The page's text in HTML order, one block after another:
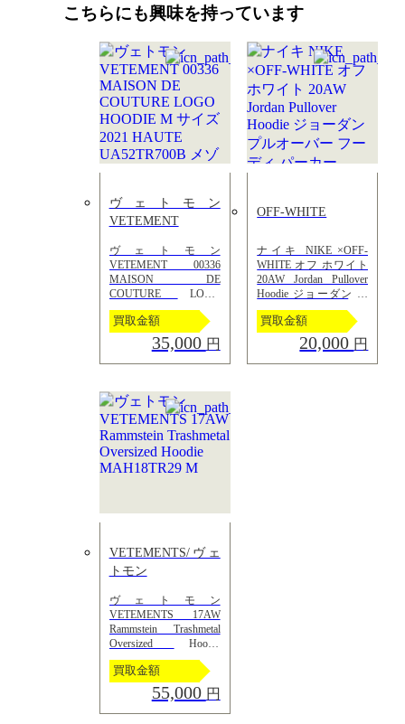
こちらにも興味を持っています
ヴェトモン
VETEMENT
ヴェトモン
VETEMENT 00336
MAISON DE
COUTURE LOGO
HOODIE M サイズ
2021 HAUTE
UA52TR700B メゾン
ド クチュール ロゴ プ
ルオーバー パーカー
買取金額
35,000 円
OFF-WHITE
ナイキ NIKE ×OFF-
WHITE オフ ホワイト
20AW Jordan Pullover
Hoodie ジョーダン プ
ルオーバー フーディ
パーカー CV0539-134
XL 白 ホワイト
買取金額
20,000 円
VETEMENTS/ヴェ
トモン
ヴェトモン
VETEMENTS 17AW
Rammstein Trashmetal
Oversized Hoodie
MAH18TR29 M
買取金額
55,000 円